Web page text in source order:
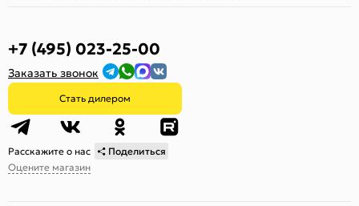
+7 (495) 023-25-00
Заказать звонок
Стать дилером
Расскажите о нас
Поделиться
Оцените магазин